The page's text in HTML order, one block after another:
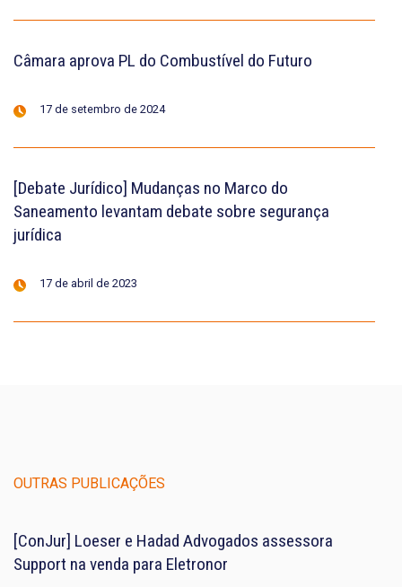
Câmara aprova PL do Combustível do Futuro
17 de setembro de 2024
[Debate Jurídico] Mudanças no Marco do
Saneamento levantam debate sobre segurança
jurídica
17 de abril de 2023
OUTRAS PUBLICAÇÕES
[ConJur] Loeser e Hadad Advogados assessora
Support na venda para Eletronor